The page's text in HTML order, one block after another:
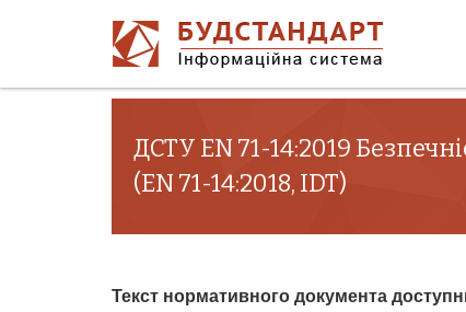
ДСТУ EN 71-14:2019
(EN 71-14:2018, IDT)
Текст нормативного документа